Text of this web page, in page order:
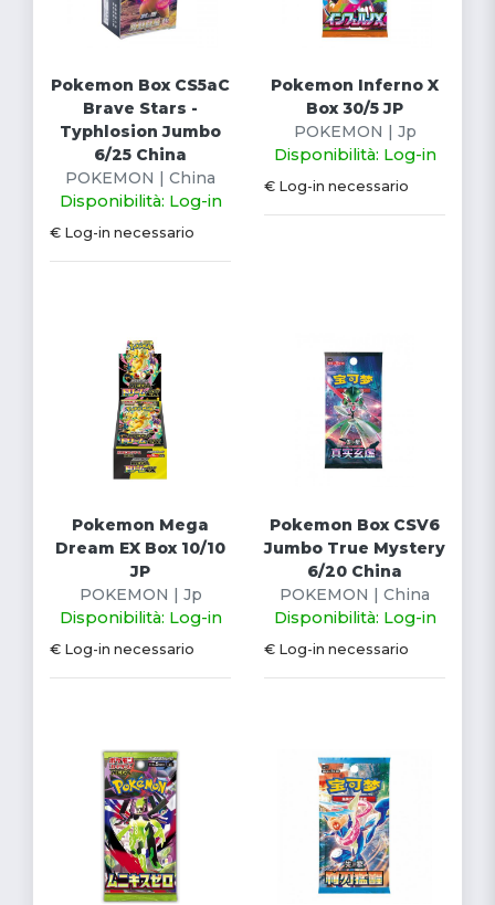
Pokemon Box CS5aC
Brave Stars -
Typhlosion Jumbo
6/25 China
POKEMON | China
Disponibilità: Log-in
€ Log-in necessario
Pokemon Inferno X
Box 30/5 JP
POKEMON | Jp
Disponibilità: Log-in
€ Log-in necessario
Pokemon Mega
Dream EX Box 10/10
JP
POKEMON | Jp
Disponibilità: Log-in
€ Log-in necessario
Pokemon Box CSV6
Jumbo True Mystery
6/20 China
POKEMON | China
Disponibilità: Log-in
€ Log-in necessario